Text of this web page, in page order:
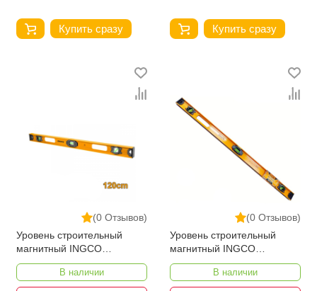
Купить сразу Купить сразу
(0 Отзывов)
Уровень строительный
магнитный INGCO
HSL28120 120 см
В наличии
(0 Отзывов)
Уровень строительный
магнитный INGCO
HSL28100 100 см
В наличии